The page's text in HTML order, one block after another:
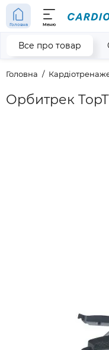
Головна Меню
Головна
Орбитрек
Все про товар